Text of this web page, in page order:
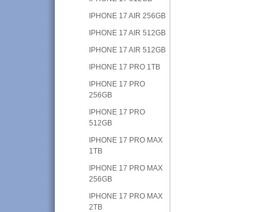
IPHONE 17 AIR 256GB
IPHONE 17 AIR 512GB
IPHONE 17 AIR 512GB
IPHONE 17 PRO 1TB
IPHONE 17 PRO
256GB
IPHONE 17 PRO
512GB
IPHONE 17 PRO MAX
1TB
IPHONE 17 PRO MAX
256GB
IPHONE 17 PRO MAX
2TB